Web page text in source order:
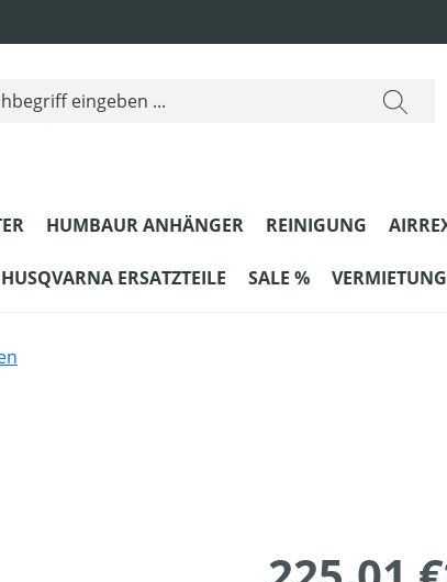
HUMBAUR ANHÄNGER REINIGUNG
HUSQVARNA ERSATZTEILE SALE % VERMIETUNG